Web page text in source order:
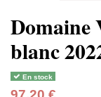
Domaine
blanc
En stock